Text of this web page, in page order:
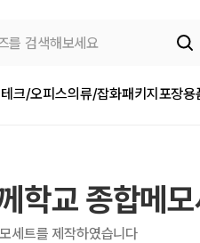
테크/오피스의류/잡화패키지 포장용
학교 종합메
세트를 제작하였습니다